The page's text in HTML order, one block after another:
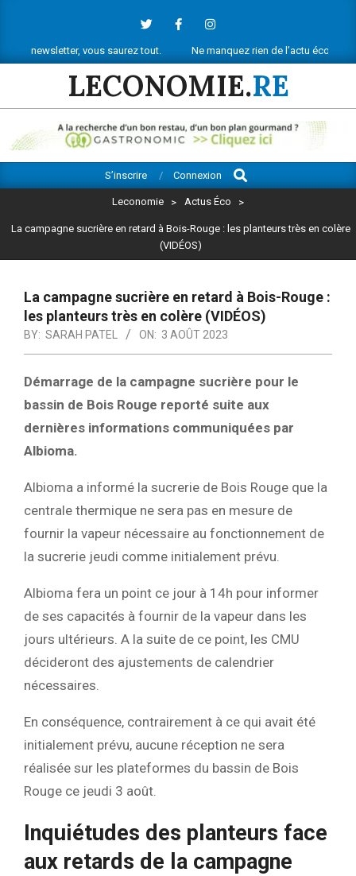
contentvous saurez tout. Ne manquez rien de l’actu économique
LECONOMIE.RE
Navigation
S’inscrire Connexion
Search
Leconomie > Actus Éco >
La campagne sucrière en retard à Bois-Rouge : les planteurs très en colère
(VIDÉOS)
La campagne sucrière en retard à Bois-Rouge :
les planteurs très en colère (VIDÉOS)
BY: SARAH PATEL ON: 3 AOÛT 2023
Démarrage de la campagne sucrière pour le
bassin de Bois Rouge reporté suite aux
dernières informations communiquées par
Albioma.
Albioma a informé la sucrerie de Bois Rouge que la
centrale thermique ne sera pas en mesure de
fournir la vapeur nécessaire au fonctionnement de
la sucrerie jeudi comme initialement prévu.
Albioma fera un point ce jour à 14h pour informer
de ses capacités à fournir de la vapeur dans les
jours ultérieurs. A la suite de ce point, les CMU
décideront des ajustements de calendrier
nécessaires.
En conséquence, contrairement à ce qui avait été
initialement prévu, aucune réception ne sera
réalisée sur les plateformes du bassin de Bois
Rouge ce jeudi 3 août.
Inquiétudes des planteurs face
aux retards de la campagne